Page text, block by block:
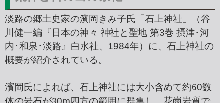
淡路の郷土史家の濱岡きみ子氏「石上神社」（谷
川健一編『日本の神々 神社と聖地 第3巻 摂津･河
内･和泉･淡路』白水社、1984年）に、石上神社の
概要が紹介されている。
濱岡氏によれば、石上神社には大小含めて約60数
体の岩石が30m四方の範囲に群集し、花崗岩質で